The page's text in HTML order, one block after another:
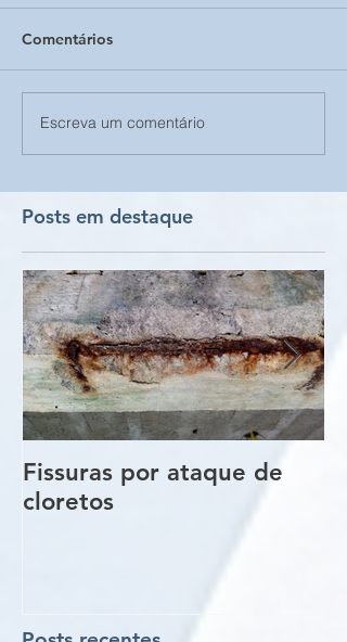
Comentários
Escreva um comentário
Posts em destaque
Fissuras por ataque de
cloretos